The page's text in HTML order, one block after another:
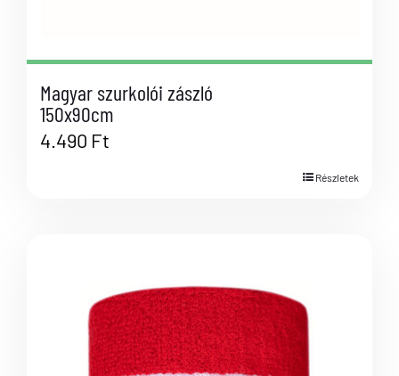
Magyar szurkolói zászló
150x90cm
4.490 Ft
Részletek